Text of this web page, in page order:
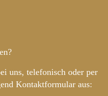
uns, telefonisch oder per
Kontaktformular aus: